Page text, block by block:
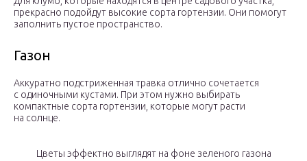
прекрасно подойдут высокие сорта гортензии. Они помогут
заполнить пустое пространство.
Газон
Аккуратно подстриженная травка отлично сочетается
с одиночными кустами. При этом нужно выбирать
компактные сорта гортензии, которые могут расти
на солнце.
Цветы эффектно выглядят на фоне зеленого газона